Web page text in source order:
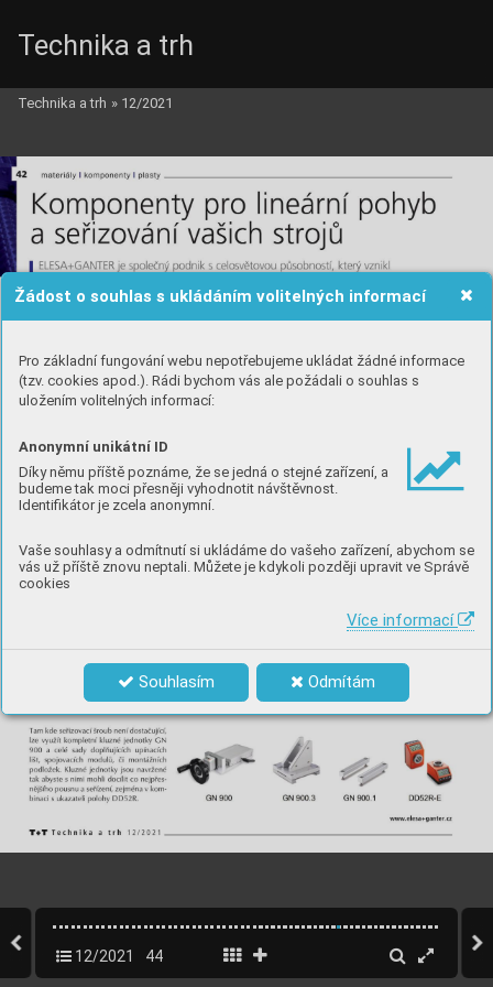
Žádost o souhlas s ukládáním volitelných informací
Pro základní fungování webu nepotřebujeme ukládat žádné informace
(tzv. cookies apod.). Rádi bychom vás ale požádali o souhlas s
uložením volitelných informací:
Anonymní unikátní ID
Díky němu příště poznáme, že se jedná o stejné zařízení, a
budeme tak moci přesněji vyhodnotit návštěvnost.
Identifikátor je zcela anonymní.
Vaše souhlasy a odmítnutí si ukládáme do vašeho zařízení, abychom se
vás už příště znovu neptali. Můžete je kdykoli později upravit ve Správě
cookies
Více informací
Souhlasím Odmítám
Technika a trh
Technika a trh » 12/2021
12/2021 44